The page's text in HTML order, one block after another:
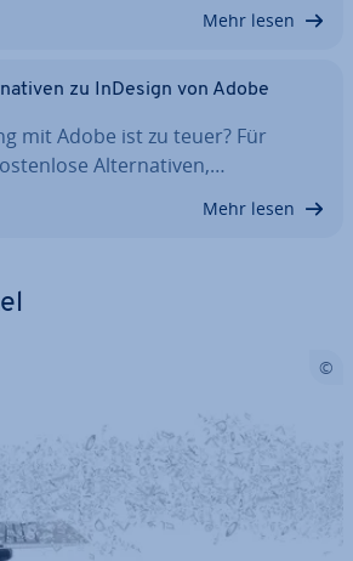
Mehr lesen
zu InDesign von Adobe
mit Adobe ist zu teuer? Für
Al­ter­na­ti­ven,…
Mehr lesen